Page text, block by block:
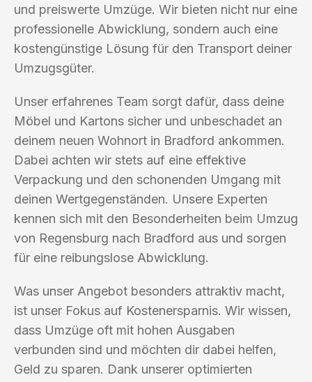
und preiswerte Umzüge. Wir bieten nicht nur eine
professionelle Abwicklung, sondern auch eine
kostengünstige Lösung für den Transport deiner
Umzugsgüter.
Unser erfahrenes Team sorgt dafür, dass deine
Möbel und Kartons sicher und unbeschadet an
deinem neuen Wohnort in Bradford ankommen.
Dabei achten wir stets auf eine effektive
Verpackung und den schonenden Umgang mit
deinen Wertgegenständen. Unsere Experten
kennen sich mit den Besonderheiten beim Umzug
von Regensburg nach Bradford aus und sorgen
für eine reibungslose Abwicklung.
Was unser Angebot besonders attraktiv macht,
ist unser Fokus auf Kostenersparnis. Wir wissen,
dass Umzüge oft mit hohen Ausgaben
verbunden sind und möchten dir dabei helfen,
Geld zu sparen. Dank unserer optimierten